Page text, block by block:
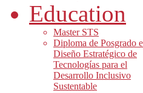
Education
Master STS
Diploma de Posgrado
Diseño Estratégico de
Tecnologías para el
Desarrollo Inclusivo
Sustentable